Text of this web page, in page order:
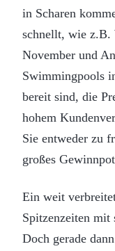
in Scharen
schnellt, wie z.B.
November und
Swimmingpools
bereit sind, die
hohem
Sie entweder zu
großes
Ein weit
Spitzenzeiten mit
Doch gerade